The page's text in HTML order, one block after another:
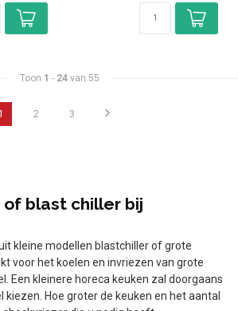
Toon 1 - 24 van 55
2 3
blast chiller bij
kleine modellen blastchiller of grote
voor het koelen en invriezen van grote
Een kleinere horeca keuken zal doorgaans
kiezen. Hoe groter de keuken en het aantal